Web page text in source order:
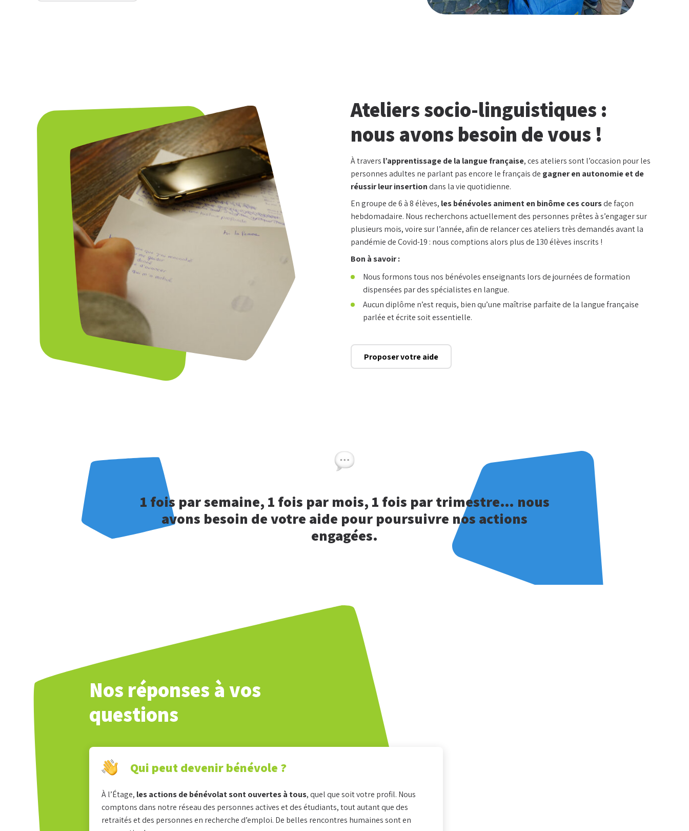
Retrouvez-nous au
19 quai des Bateliers
67000 Strasbourg
Accueil et services
Lundi - Vendredi :
9h - 17h
Ateliers socio-linguistiques :
nous avons besoin de vous !
À travers l’apprentissage de la langue française, ces ateliers sont l’occasion pour les
personnes adultes ne parlant pas encore le français de gagner en autonomie et de
réussir leur insertiondans la vie quotidienne.
En groupe de 6 à 8 élèves, les bénévoles animent en binôme ces coursde façon
hebdomadaire. Nous recherchons actuellement des personnes prêtes à s’engager sur
plusieurs mois, voire sur l’année, afin de relancer ces ateliers très demandés avant la
pandémie de Covid-19 : nous comptions alors plus de 130 élèves inscrits !
Bon à savoir :
Nous formons tous nos bénévoles enseignants lors de journées de formation
dispensées par des spécialistes en langue.
Aucun diplôme n’est requis, bien qu’une maîtrise parfaite de la langue française
parlée et écrite soit essentielle.
Proposer votre aide
1 fois par semaine, 1 fois par mois, 1 fois par trimestre… nous
avons besoin de votre aide pour poursuivre nos actions
engagées.
Nos réponses à vos
questions
Qui peut devenir bénévole ?
À l’Étage, les actions de bénévolat sont ouvertes à tous, quel que soit votre profil. Nous
comptons dans notre réseau des personnes actives et des étudiants, tout autant que des
retraités et des personnes en recherche d’emploi. De belles rencontres humaines sont en